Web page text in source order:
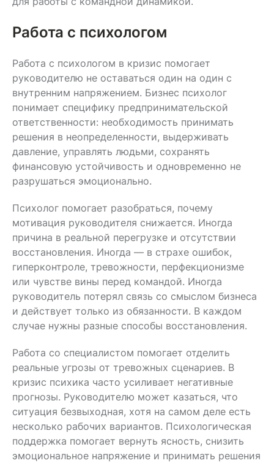
Работа с психологом
Работа с психологом в кризис помогает
руководителю не оставаться один на один с
внутренним напряжением. Бизнес психолог
понимает специфику предпринимательской
ответственности: необходимость принимать
решения в неопределенности, выдерживать
давление, управлять людьми, сохранять
финансовую устойчивость и одновременно не
разрушаться эмоционально.
Психолог помогает разобраться, почему
мотивация руководителя снижается. Иногда
причина в реальной перегрузке и отсутствии
восстановления. Иногда — в страхе ошибок,
гиперконтроле, тревожности, перфекционизме
или чувстве вины перед командой. Иногда
руководитель потерял связь со смыслом бизнеса
и действует только из обязанности. В каждом
случае нужны разные способы восстановления.
Работа со специалистом помогает отделить
реальные угрозы от тревожных сценариев. В
кризис психика часто усиливает негативные
прогнозы. Руководителю может казаться, что
ситуация безвыходная, хотя на самом деле есть
несколько рабочих вариантов. Психологическая
поддержка помогает вернуть ясность, снизить
эмоциональное напряжение и принимать решения